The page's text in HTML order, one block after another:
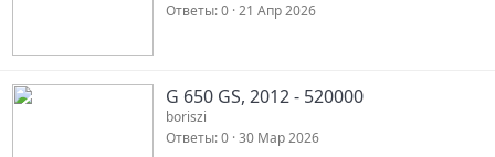
Ответы 0 21 Апр 2026
G 650 GS, 2012 - 520000
boriszi
Ответы 0 30 Мар 2026